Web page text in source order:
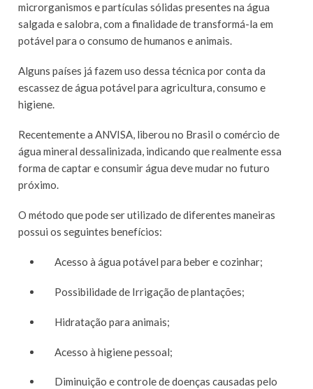
microrganismos e partículas sólidas presentes na água
salgada e salobra, com a finalidade de transformá-la em
potável para o consumo de humanos e animais.
Alguns países já fazem uso dessa técnica por conta da
escassez de água potável para agricultura, consumo e
higiene.
Recentemente a ANVISA, liberou no Brasil o comércio de
água mineral dessalinizada, indicando que realmente essa
forma de captar e consumir água deve mudar no futuro
próximo.
O método que pode ser utilizado de diferentes maneiras
possui os seguintes benefícios:
Acesso à água potável para beber e cozinhar;
Possibilidade de Irrigação de plantações;
Hidratação para animais;
Acesso à higiene pessoal;
Diminuição e controle de doenças causadas pelo